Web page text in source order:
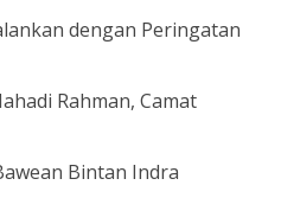
dengan Peringatan
Rahman, Camat
Bintan Indra